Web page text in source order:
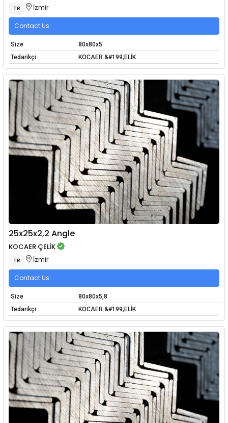
TR İzmir
Contact Us
Size
80x80x5
Tedarikçi
KOCAER &#199;ELİK
25x25x2,2 Angle
KOCAER ÇELİK
TR İzmir
Contact Us
Size
80x80x5,8
Tedarikçi
KOCAER &#199;ELİK